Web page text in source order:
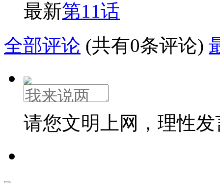
最新第11话
全部评论 (共有0条评论)
请您文明上网，理性